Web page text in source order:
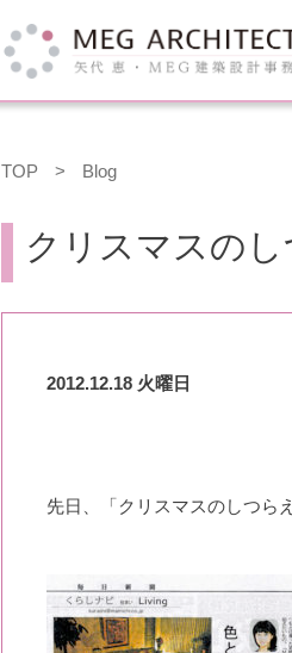
TOP > Blog
クリスマスの
2012.12.18 火曜日
先日、「クリスマスのしつら